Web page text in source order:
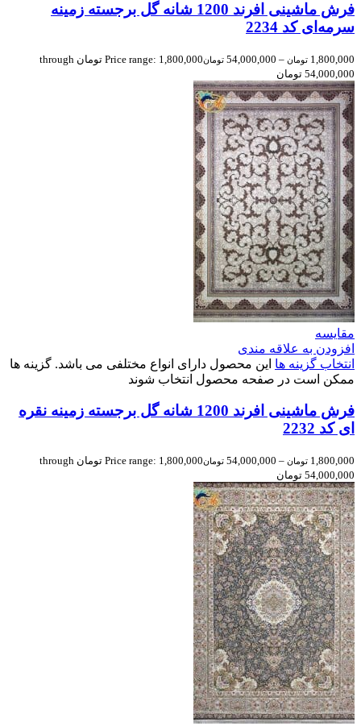
فرش ماشینی افرند 1200 شانه گل برجسته زمینه
سرمه‌ای کد 2234
1,800,000 تومان –
54,000,000 تومان
Price range: 1,800,000 تومان through
54,000,000 تومان
مقایسه
افزودن به علاقه مندی
انتخاب گزینه ها این محصول دارای انواع مختلفی می باشد. گزینه ها
ممکن است در صفحه محصول انتخاب شوند
فرش ماشینی افرند 1200 شانه گل برجسته زمینه نقره
ای کد 2232
1,800,000 تومان –
54,000,000 تومان
Price range: 1,800,000 تومان through
54,000,000 تومان